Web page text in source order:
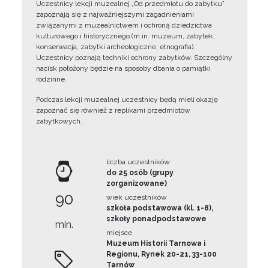
Uczestnicy lekcji muzealnej „Od przedmiotu do zabytku”
zapoznają się z najważniejszymi zagadnieniami
związanymi z muzealnictwem i ochroną dziedzictwa
kulturowego i historycznego (m.in. muzeum, zabytek,
konserwacja, zabytki archeologiczne, etnografia).
Uczestnicy poznają techniki ochrony zabytków. Szczególny
nacisk położony będzie na sposoby dbania o pamiątki
rodzinne.
Podczas lekcji muzealnej uczestnicy będą mieli okazję
zapoznać się również z replikami przedmiotów
zabytkowych.
90
min.
liczba uczestników
do 25 osób (grupy
zorganizowane)
wiek uczestników
szkoła podstawowa (kl. 1-8),
szkoły ponadpodstawowe
miejsce
Muzeum Historii Tarnowa i
Regionu, Rynek 20-21, 33-100
Tarnów